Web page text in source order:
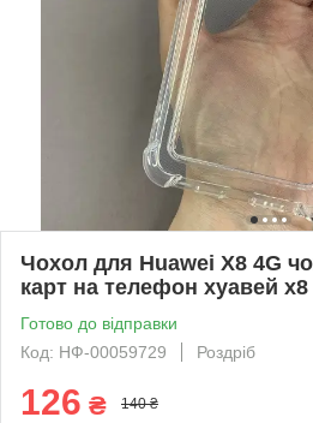
Чохол для Huawei X8 4G
карт на телефон хуавей
Готово до відправки
Код: НФ-00059729
Роздріб
126 ₴ 140 ₴